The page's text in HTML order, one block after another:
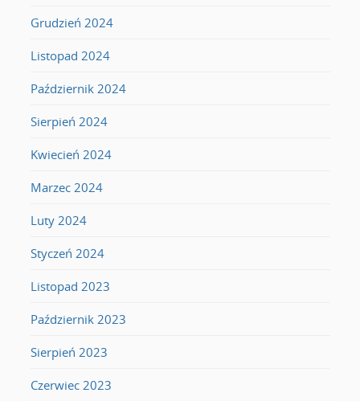
Grudzień 2024
Listopad 2024
Październik 2024
Sierpień 2024
Kwiecień 2024
Marzec 2024
Luty 2024
Styczeń 2024
Listopad 2023
Październik 2023
Sierpień 2023
Czerwiec 2023